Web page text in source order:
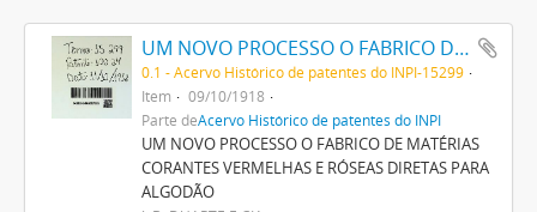
UM NOVO PROCESSO O FABRICO DE MATERIAS CORANTES VERMELHAS E ROSEAS DIRECTAS PARA ALGODÃO
0.1 - Acervo Histórico de patentes do INPI-15299
Item
09/10/1918
Parte deAcervo Histórico de patentes do INPI
UM NOVO PROCESSO O FABRICO DE MATÉRIAS
CORANTES VERMELHAS E RÓSEAS DIRETAS PARA
ALGODÃO